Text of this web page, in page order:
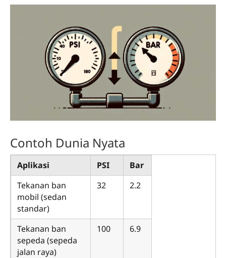
Contoh Dunia Nyata
Aplikasi PSI
Bar
Tekanan ban
mobil (sedan
standar)
32 2.2
Tekanan ban
sepeda (sepeda
jalan raya)
100 6.9